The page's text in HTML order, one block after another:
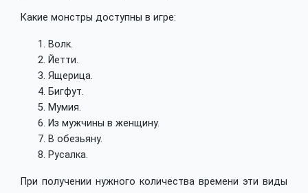
Какие монстры доступны в игре:
Волк.
Йетти.
Ящерица.
Бигфут.
Мумия.
Из мужчины в женщину.
В обезьяну.
Русалка.
При получении нужного количества времени эти виды